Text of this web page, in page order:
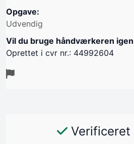
Opgave:
Udvendig
Vil du bruge håndværkeren
Oprettet i cvr nr.: 44992604
Verificeret